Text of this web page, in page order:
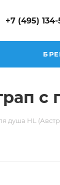
+7 (495)
душа HL